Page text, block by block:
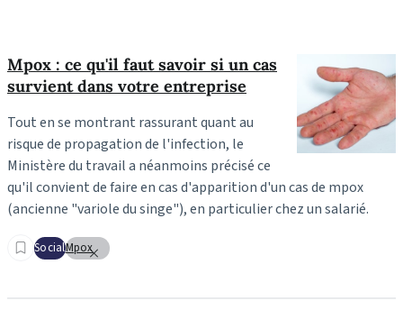
Mpox : ce qu'il faut savoir si un cas
survient dans votre entreprise
Tout en se montrant rassurant quant au
risque de propagation de l'infection, le
Ministère du travail a néanmoins précisé ce
qu'il convient de faire en cas d'apparition d'un cas de mpox
(ancienne "variole du singe"), en particulier chez un salarié.
SocialMpox